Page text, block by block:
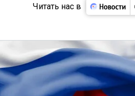
Читать нас в